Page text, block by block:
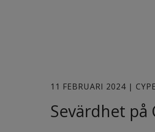
11 FEBRUARI 2024 |
Sevärdhet på